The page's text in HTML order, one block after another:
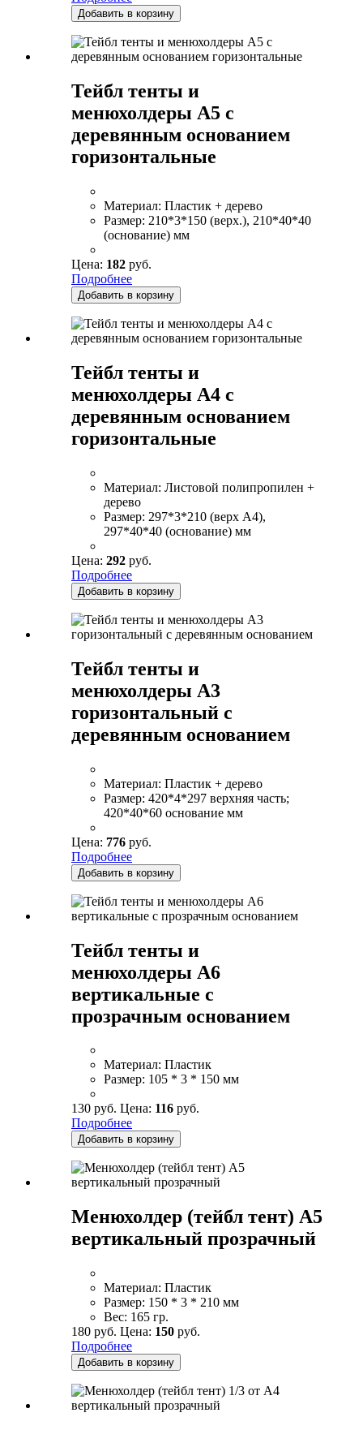
Добавить в корзину
Тейбл тенты и
менюхолдеры А5 с
деревянным основанием
горизонтальные
Материал: Пластик + дерево
Размер: 210*3*150 (верх.), 210*40*40
(основание) мм
Цена: 182 руб.
Подробнее
Добавить в корзину
Тейбл тенты и
менюхолдеры А4 с
деревянным основанием
горизонтальные
Материал: Листовой полипропилен +
дерево
Размер: 297*3*210 (верх А4),
297*40*40 (основание) мм
Цена: 292 руб.
Подробнее
Добавить в корзину
Тейбл тенты и
менюхолдеры А3
горизонтальный с
деревянным основанием
Материал: Пластик + дерево
Размер: 420*4*297 верхняя часть;
420*40*60 основание мм
Цена: 776 руб.
Подробнее
Добавить в корзину
Тейбл тенты и
менюхолдеры А6
вертикальные с
прозрачным основанием
Материал: Пластик
Размер: 105 * 3 * 150 мм
130 руб. Цена: 116 руб.
Подробнее
Добавить в корзину
Менюхолдер (тейбл тент) А5
вертикальный прозрачный
Материал: Пластик
Размер: 150 * 3 * 210 мм
Вес: 165 гр.
180 руб. Цена: 150 руб.
Подробнее
Добавить в корзину